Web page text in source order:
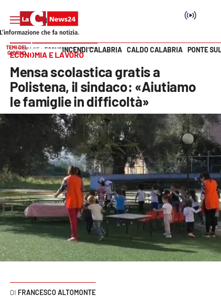
SEZIONI
Cronaca
Politica
Attualità
Economia e lavoro
Italia Mondo
Sanità
Sport
Vai
TEMI DEL
GIORNO
INCENDI CALABRIA CALDO CALABRIA PONTE
HOME PAGE ECONOMIA E LAVORO
ECONOMIA E LAVORO
Mensa scolastica gratis a
Polistena, il sindaco: «Aiutiamo
le famiglie in difficoltà»
FRANCESCO ALTOMONTE